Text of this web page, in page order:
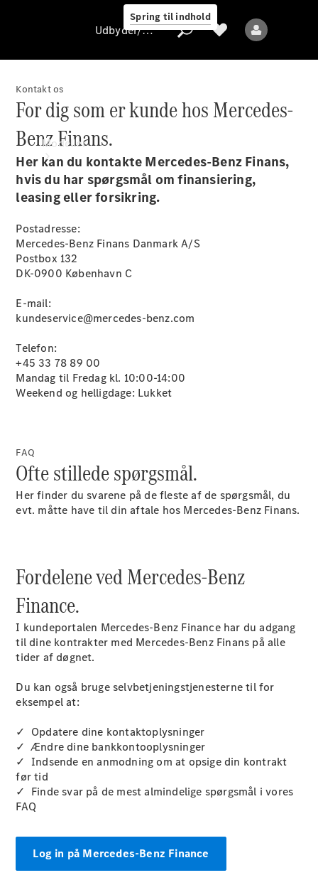
Spring til indhold
Udbyder/databeskyttelse
Modeller
Alle modeller
Elektriske modeller
Sprinter
Kassevogn
Sprinter
Tourer
Chassis
Dobbeltkabine
Sprinter
Ladvogn
Konfigurator
Showroom
Vito
Vito Tourer
Udbyder/databeskyttelse
Kontakt os
For dig som er kunde hos Mercedes-
Benz Finans.
Her kan du kontakte Mercedes-Benz Finans,
hvis du har spørgsmål om finansiering,
leasing eller forsikring.
Postadresse:
Mercedes-Benz Finans Danmark A/S
Postbox 132
DK-0900 København C
E-mail:
kundeservice@mercedes-benz.com
Telefon:
+45 33 78 89 00
Mandag til Fredag kl. 10:00-14:00
Weekend og helligdage: Lukket
FAQ
Ofte stillede spørgsmål.
Her finder du svarene på de fleste af de spørgsmål, du
evt. måtte have til din aftale hos Mercedes-Benz Finans.
Fordelene ved Mercedes-Benz
Finance.
I kundeportalen Mercedes-Benz Finance har du adgang
til dine kontrakter med Mercedes-Benz Finans på alle
tider af døgnet.
Du kan også bruge selvbetjeningstjenesterne til for
eksempel at:
✓ Opdatere dine kontaktoplysninger
✓ Ændre dine bankkontooplysninger
✓ Indsende en anmodning om at opsige din kontrakt
før tid
✓ Finde svar på de mest almindelige spørgsmål i vores
FAQ
Log in på Mercedes-Benz Finance